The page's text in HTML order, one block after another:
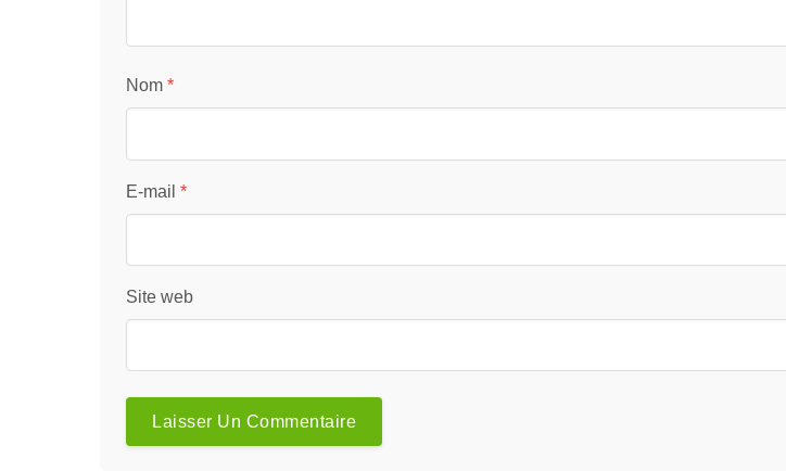
Nom *
E-mail *
Site web